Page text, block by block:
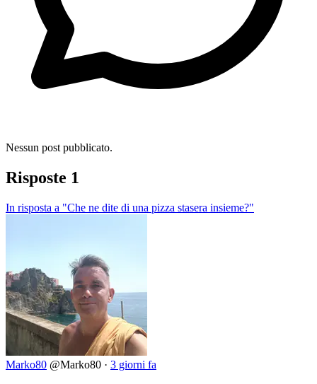
Nessun post pubblicato.
Risposte 1
In risposta a "Che ne dite di una pizza stasera insieme?"
Marko80 @Marko80 · 3 giorni fa